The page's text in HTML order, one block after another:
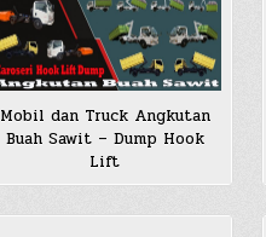
Mobil dan Truck Angkutan
Buah Sawit – Dump Hook
Lift